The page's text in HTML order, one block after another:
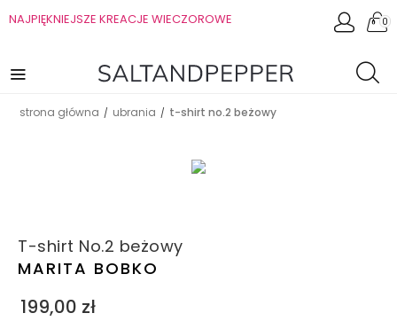
NAJPIĘKNIEJSZE KREACJE WIECZOROWE 0
strona główna / ubrania / t-shirt no.2 beżowy
T-shirt No.2 beżowy
MARITA BOBKO
199,00 zł